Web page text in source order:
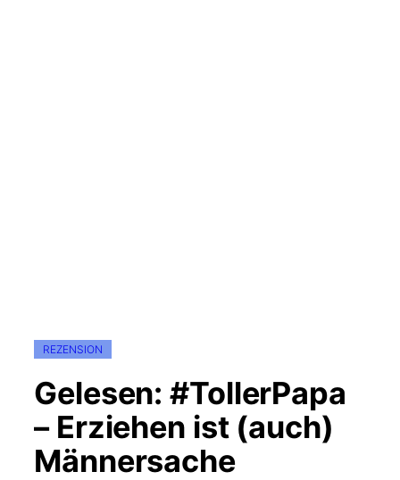
REZENSION
Gelesen: #TollerPapa
– Erziehen ist (auch)
Männersache